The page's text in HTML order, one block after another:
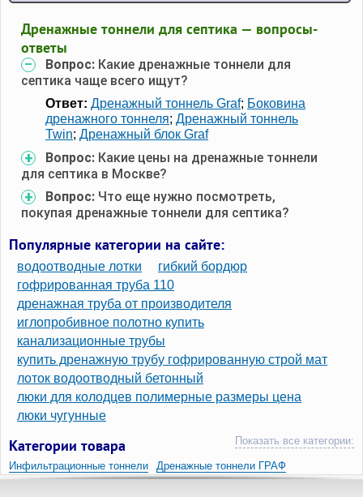
Дренажные тоннели для септика — вопросы-
ответы
Вопрос: Какие дренажные тоннели для
септика чаще всего ищут?
Ответ: Дренажный тоннель Graf; Боковина
дренажного тоннеля; Дренажный тоннель
Twin; Дренажный блок Graf
Вопрос: Какие цены на дренажные тоннели
для септика в Москве?
Вопрос: Что еще нужно посмотреть,
покупая дренажные тоннели для септика?
Популярные категории на сайте:
водоотводные лотки
гибкий бордюр
гофрированная труба 110
дренажная труба от производителя
иглопробивное полотно купить
канализационные трубы
купить дренажную трубу гофрированную строй мат
лоток водоотводный бетонный
люки для колодцев полимерные размеры цена
люки чугунные
Категории товара Показать все категории:
Инфильтрационные тоннели Дренажные тоннели ГРАФ